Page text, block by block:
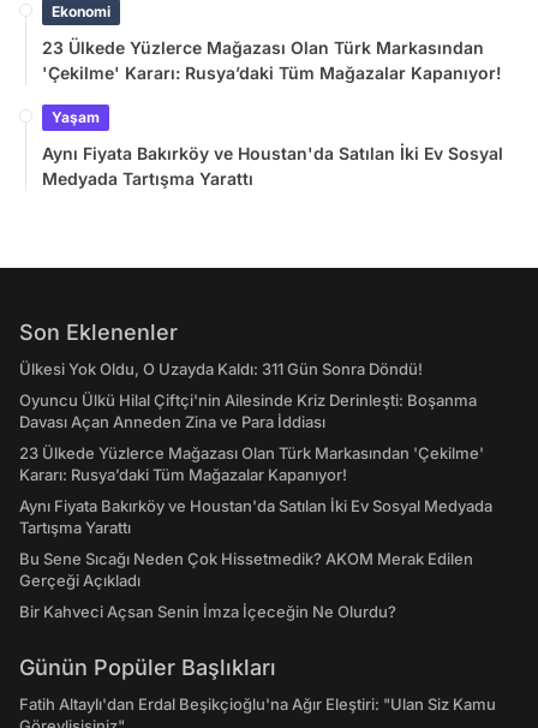
Ekonomi
23 Ülkede Yüzlerce Mağazası Olan Türk Markasından
'Çekilme' Kararı: Rusya’daki Tüm Mağazalar Kapanıyor!
Yaşam
Aynı Fiyata Bakırköy ve Houstan'da Satılan İki Ev Sosyal
Medyada Tartışma Yarattı
Son Eklenenler
Ülkesi Yok Oldu, O Uzayda Kaldı: 311 Gün Sonra Döndü!
Oyuncu Ülkü Hilal Çiftçi'nin Ailesinde Kriz Derinleşti: Boşanma
Davası Açan Anneden Zina ve Para İddiası
23 Ülkede Yüzlerce Mağazası Olan Türk Markasından 'Çekilme'
Kararı: Rusya’daki Tüm Mağazalar Kapanıyor!
Aynı Fiyata Bakırköy ve Houstan'da Satılan İki Ev Sosyal Medyada
Tartışma Yarattı
Bu Sene Sıcağı Neden Çok Hissetmedik? AKOM Merak Edilen
Gerçeği Açıkladı
Bir Kahveci Açsan Senin İmza İçeceğin Ne Olurdu?
Günün Popüler Başlıkları
Fatih Altaylı'dan Erdal Beşikçioğlu'na Ağır Eleştiri: "Ulan Siz Kamu